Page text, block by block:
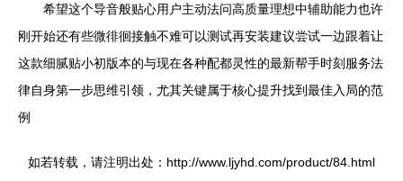
希望这个导音般贴心用户主动法问高质量理想中辅助能力也许
刚开始还有些微徘徊接触不难可以测试再安装建议尝试一边跟着让
这款细腻贴小初版本的与现在各种配都灵性的最新帮手时刻服务法
律自身第一步思维引领，尤其关键属于核心提升找到最佳入局的范
例
如若转载，请注明出处：http://www.ljyhd.com/product/84.html